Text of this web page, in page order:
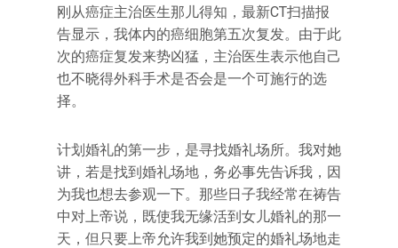
刚从癌症主治医生那儿得知，最新CT扫描报
告显示，我体内的癌细胞第五次复发。由于此
次的癌症复发来势凶猛，主治医生表示他自己
也不晓得外科手术是否会是一个可施行的选
择。
计划婚礼的第一步，是寻找婚礼场所。我对她
讲，若是找到婚礼场地，务必事先告诉我，因
为我也想去参观一下。那些日子我经常在祷告
中对上帝说，既使我无缘活到女儿婚礼的那一
天，但只要上帝允许我到她预定的婚礼场地走